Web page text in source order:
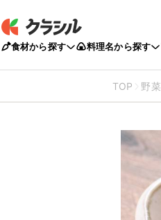
食材から探す 料理名から探す
TOP 野菜